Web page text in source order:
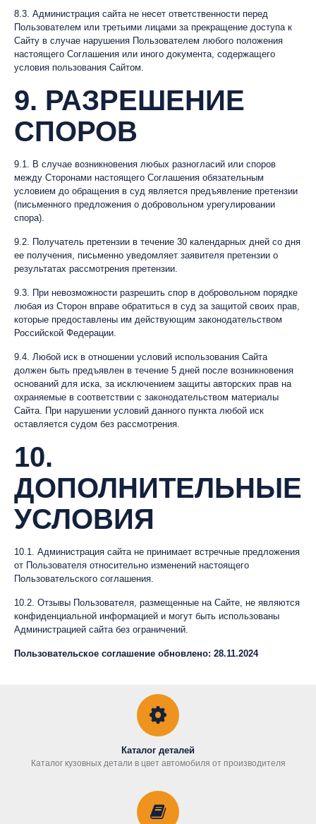
8.3. Администрация сайта не несет ответственности перед
Пользователем или третьими лицами за прекращение доступа к
Сайту в случае нарушения Пользователем любого положения
настоящего Соглашения или иного документа, содержащего
условия пользования Сайтом.
9. РАЗРЕШЕНИЕ
СПОРОВ
9.1. В случае возникновения любых разногласий или споров
между Сторонами настоящего Соглашения обязательным
условием до обращения в суд является предъявление претензии
(письменного предложения о добровольном урегулировании
спора).
9.2. Получатель претензии в течение 30 календарных дней со дня
ее получения, письменно уведомляет заявителя претензии о
результатах рассмотрения претензии.
9.3. При невозможности разрешить спор в добровольном порядке
любая из Сторон вправе обратиться в суд за защитой своих прав,
которые предоставлены им действующим законодательством
Российской Федерации.
9.4. Любой иск в отношении условий использования Сайта
должен быть предъявлен в течение 5 дней после возникновения
оснований для иска, за исключением защиты авторских прав на
охраняемые в соответствии с законодательством материалы
Сайта. При нарушении условий данного пункта любой иск
оставляется судом без рассмотрения.
10.
ДОПОЛНИТЕЛЬНЫЕ
УСЛОВИЯ
10.1. Администрация сайта не принимает встречные предложения
от Пользователя относительно изменений настоящего
Пользовательского соглашения.
10.2. Отзывы Пользователя, размещенные на Сайте, не являются
конфиденциальной информацией и могут быть использованы
Администрацией сайта без ограничений.
Пользовательское соглашение обновлено: 28.11.2024
Каталог деталей
Каталог кузовных детали в цвет автомобиля от производителя